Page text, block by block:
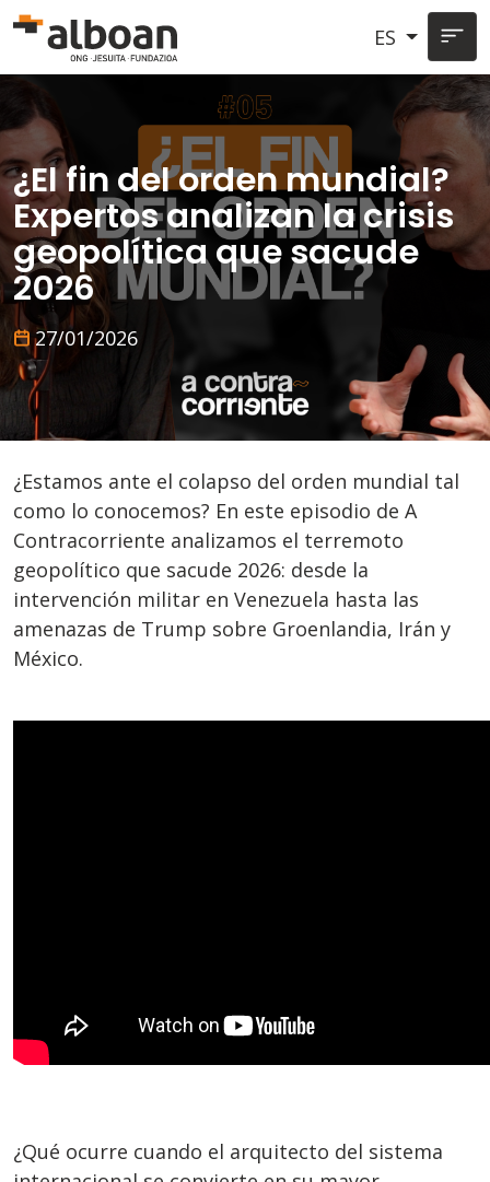
Pasar al contenido principal
ES
¿El fin del orden mundial?
Expertos analizan la crisis
geopolítica que sacude
2026
27/01/2026
¿Estamos ante el colapso del orden mundial tal
como lo conocemos? En este episodio de A
Contracorriente analizamos el terremoto
geopolítico que sacude 2026: desde la
intervención militar en Venezuela hasta las
amenazas de Trump sobre Groenlandia, Irán y
México.
¿Qué ocurre cuando el arquitecto del sistema